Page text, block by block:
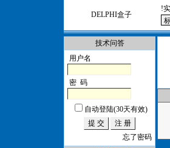
DELPHI盒子
!
技术问答
用户名
密 码
自动登陆(30天有效)
忘了密码